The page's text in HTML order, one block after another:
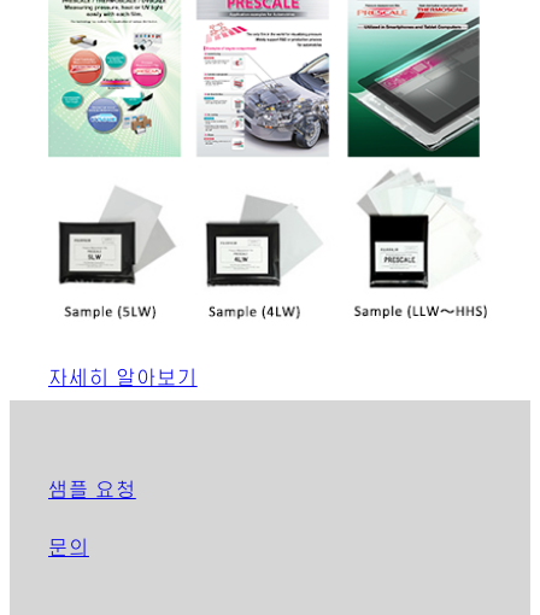
자세히 알아보기
샘플 요청
문의